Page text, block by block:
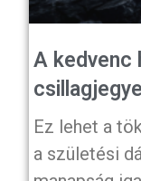
A kedvenc
Ez lehet a
a születési